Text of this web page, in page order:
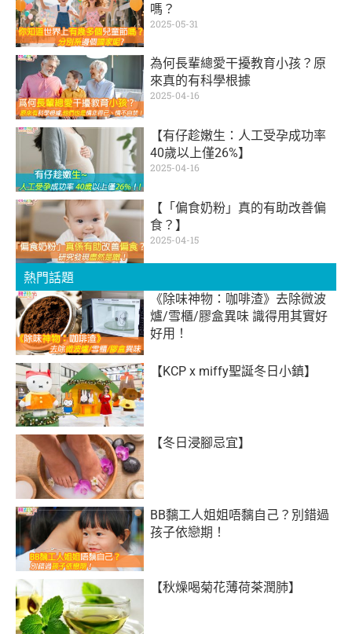
嗎？
2025-05-31
為何長輩總愛干擾教育小孩？原
來真的有科學根據
2025-04-16
【有仔趁嫩生：人工受孕成功率
40歲以上僅26%】
2025-04-16
【「偏食奶粉」真的有助改善偏
食？】
2025-04-15
熱門話題
《除味神物：咖啡渣》去除微波
爐/雪櫃/膠盒異味 識得用其實好
好用！
【KCP x miffy聖誕冬日小鎮】
【冬日浸腳忌宜】
BB黐工人姐姐唔黐自己？別錯過
孩子依戀期！
【秋燥喝菊花薄荷茶潤肺】